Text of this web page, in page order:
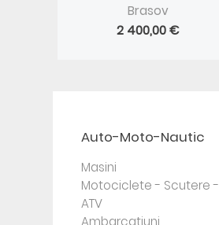
Brasov
2 400,00 €
Auto-Moto-Nautic
Masini
Motociclete - Scutere -
ATV
Ambarcatiuni